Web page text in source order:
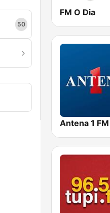
50
FM O Dia
Antena 1 FM